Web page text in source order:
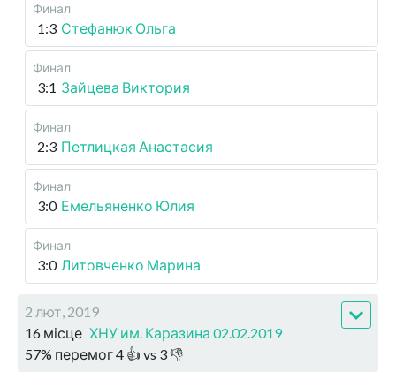
Финал
1:3 Стефанюк Ольга
Финал
3:1 Зайцева Виктория
Финал
2:3 Петлицкая Анастасия
Финал
3:0 Емельяненко Юлия
Финал
3:0 Литовченко Марина
2 лют, 2019
16 місце ХНУ им. Каразина 02.02.2019
57% перемог4 👍 vs 3👎